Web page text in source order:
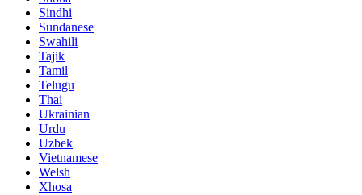
Sindhi
Sundanese
Swahili
Tajik
Tamil
Telugu
Thai
Ukrainian
Urdu
Uzbek
Vietnamese
Welsh
Xhosa